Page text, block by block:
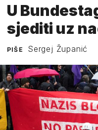
U
sjediti uz
PIŠE Sergej Županić